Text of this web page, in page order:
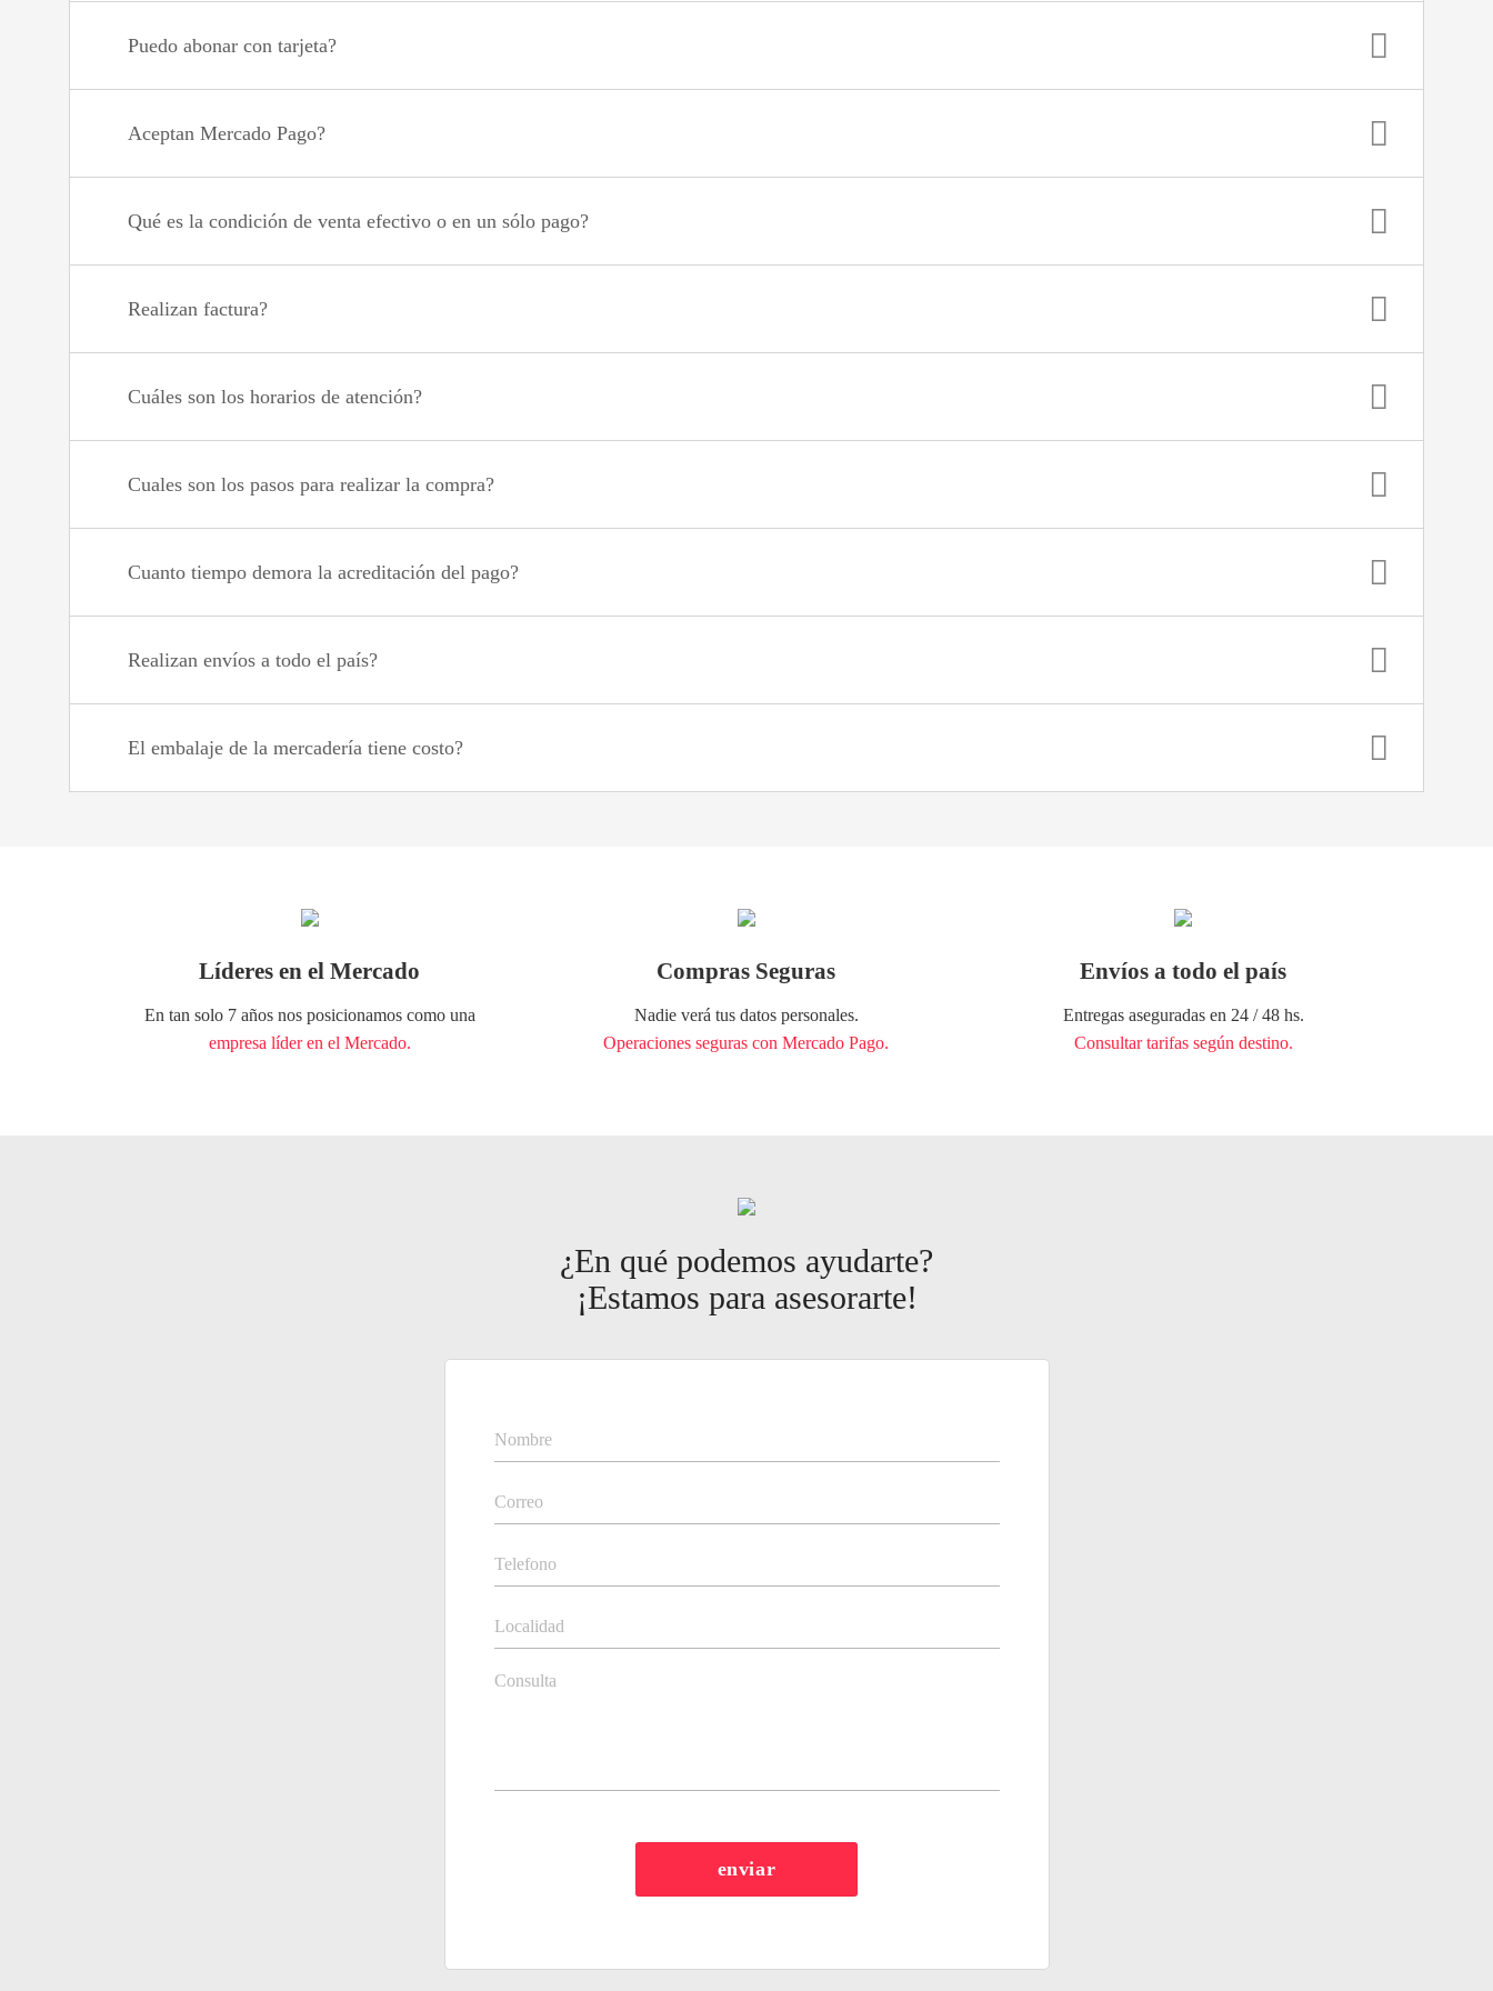
Puedo abonar con tarjeta?
Aceptan Mercado Pago?
Qué es la condición de venta efectivo o en un sólo pago?
Realizan factura?
Cuáles son los horarios de atención?
Cuales son los pasos para realizar la compra?
Cuanto tiempo demora la acreditación del pago?
Realizan envíos a todo el país?
El embalaje de la mercadería tiene costo?
Líderes en el Mercado
En tan solo 7 años nos posicionamos como una
empresa líder en el Mercado.
Compras Seguras
Nadie verá tus datos personales.
Operaciones seguras con Mercado Pago.
Envíos a todo el país
Entregas aseguradas en 24 / 48 hs.
Consultar tarifas según destino.
¿En qué podemos ayudarte?
¡Estamos para asesorarte!